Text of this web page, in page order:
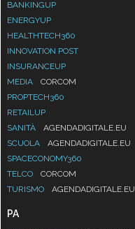
BANKINGUP
ENERGYUP
HEALTHTECH360
INNOVATION POST
INSURANCEUP
MEDIA
CORCOM
PROPTECH360
RETAILUP
SANITÀ
AGENDADIGITALE.EU
SCUOLA
AGENDADIGITALE.EU
SPACECONOMY360
TELCO
CORCOM
TURISMO
AGENDADIGITALE.EU
PA